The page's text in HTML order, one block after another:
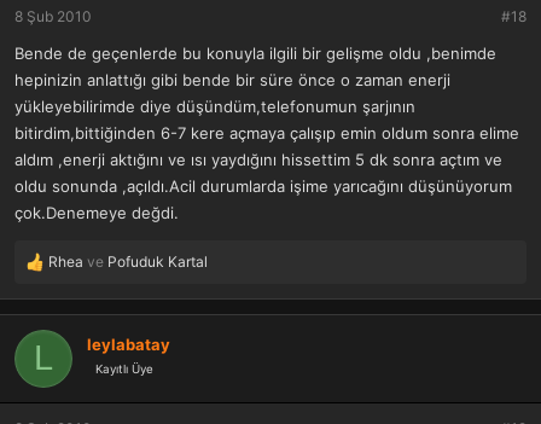
r
8 Şub 2010 #18
Bende de geçenlerde bu konuyla ilgili bir gelişme oldu ,benimde
hepinizin anlattığı gibi bende bir süre önce o zaman enerji
yükleyebilirimde diye düşündüm,telefonumun şarjının
bitirdim,bittiğinden 6-7 kere açmaya çalışıp emin oldum sonra elime
aldım ,enerji aktığını ve ısı yaydığını hissettim 5 dk sonra açtım ve
oldu sonunda ,açıldı.Acil durumlarda işime yarıcağını düşünüyorum
çok.Denemeye değdi.
T
p
k
l
e
Rhea ve Pofuduk Kartal
L leylabatay
Kayıtlı Üye